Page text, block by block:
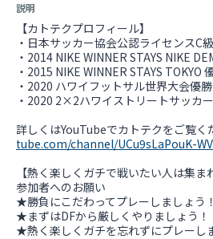
説明
【カトテクプロフィール】
・日本サッカー協会公認ライセンスC級
・2014 NIKE WINNER STAYS NIKE
・2015 NIKE WINNER STAYS TOKYO
・2020 ハワイフットサル世界大会優勝
・2020 2×2ハワイストリートサッカ
詳しくはYouTubeでカトテクをご覧く
tube.com/channel/UCu9sLaPouK-
【熱く楽しくガチで戦いたい人は集ま
参加者へのお願い
★勝負にこだわってプレーしましょう
★まずはDFから厳しくやりましょう！
★熱く楽しくガチを忘れずにプレーし